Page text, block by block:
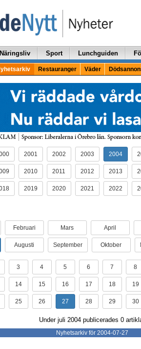
Näringsliv Sport Lunchguiden
Restauranger Väder
2001 2002 2003 2004
2010 2011 2012 2013
2019 2020 2021 2022
Februari Mars April
Augusti September Oktober
3 4 5 6 7 8
14 15 16 17 18 19
25 26 27 28 29 30
Under juli 2004 publicerades 0
Nyhetsarkiv för 2004-07-27